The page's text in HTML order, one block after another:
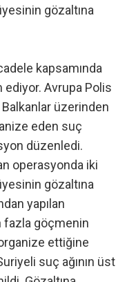
gözaltına
kapsamında
Avrupa Polis
üzerinden
eden suç
düzenledi.
operasyonda iki
gözaltına
yapılan
fazla göçmenin
organize ettiğine
suç ağının üst